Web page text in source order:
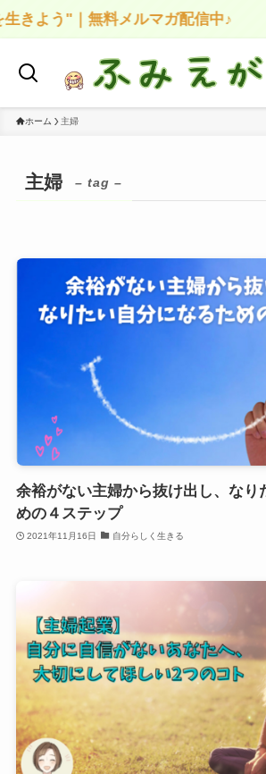
よう"｜無料メルマガ配信中♪
ホーム 主婦
主婦 – tag –
余裕がない主婦から抜け出し、なり
めの４ステップ
2021年11月16日 自分らしく生きる